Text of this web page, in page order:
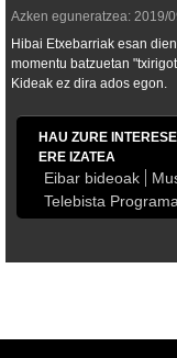
Azken eguneratzea: 2019/
Hibai Etxebarriak esan
momentu batzuetan
Kideak ez dira ados egon.
HAU ZURE
ERE IZATEA
Eibar bideoak
Telebista